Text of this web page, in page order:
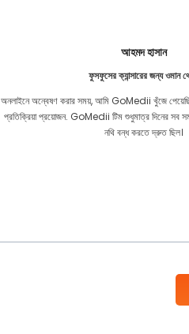
আহমদ হাসান
ফুসফুসের ক্যান্সারের জন্য ওমান
অনলাইনে অন্বেষণ করার সময়, আমি GoMedii খুঁজে
প্রতিক্রিয়া প্রয়োজন. GoMedii টিম শুধুমাত্র দিনের সব
নথি বন্ধ করতে দ্রুত ছিল।